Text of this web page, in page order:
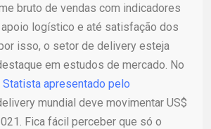
bruto de vendas com indicadores
logístico e até satisfação dos
isso, o setor de delivery esteja
em estudos de mercado. No
Statista apresentado pelo
mundial deve movimentar US$
Fica fácil perceber que só o